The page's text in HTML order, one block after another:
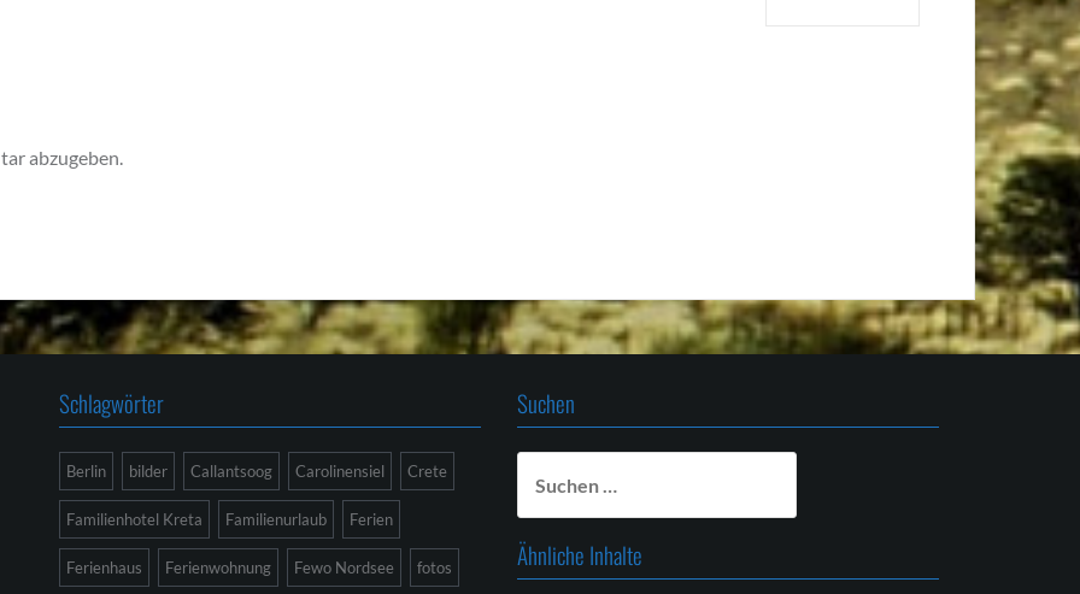
abzugeben.
Schlagwörter
Berlin bilder Callantsoog Carolinensiel Crete
Familienhotel Kreta Familienurlaub Ferien
Ferienhaus Ferienwohnung Fewo Nordsee fotos
Suchen
nach:
Ähnliche Inhalte